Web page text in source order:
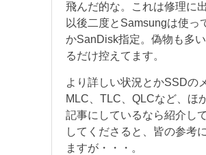
飛んだ的な。これは修理に
以後二度とSamsungは使っ
かSanDisk指定。偽物も多
るだけ控えてます。
より詳しい状況とかSSDの
MLC、TLC、QLCなど、ほ
記事にしているなら紹介し
してくださると、皆の参考
ますが・・・。